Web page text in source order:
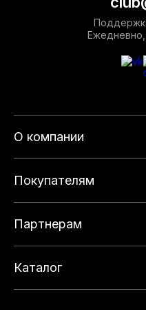
О компании
Покупателям
Партнерам
Каталог